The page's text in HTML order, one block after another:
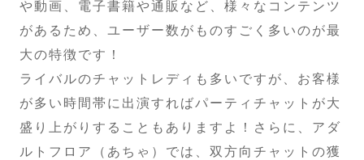
や動画、電子書籍や通販など、様々なコンテンツ
があるため、ユーザー数がものすごく多いのが最
大の特徴です！
ライバルのチャットレディも多いですが、お客様
が多い時間帯に出演すればパーティチャットが大
盛り上がりすることもありますよ！さらに、アダ
ルトフロア（あちゃ）では、双方向チャットの獲